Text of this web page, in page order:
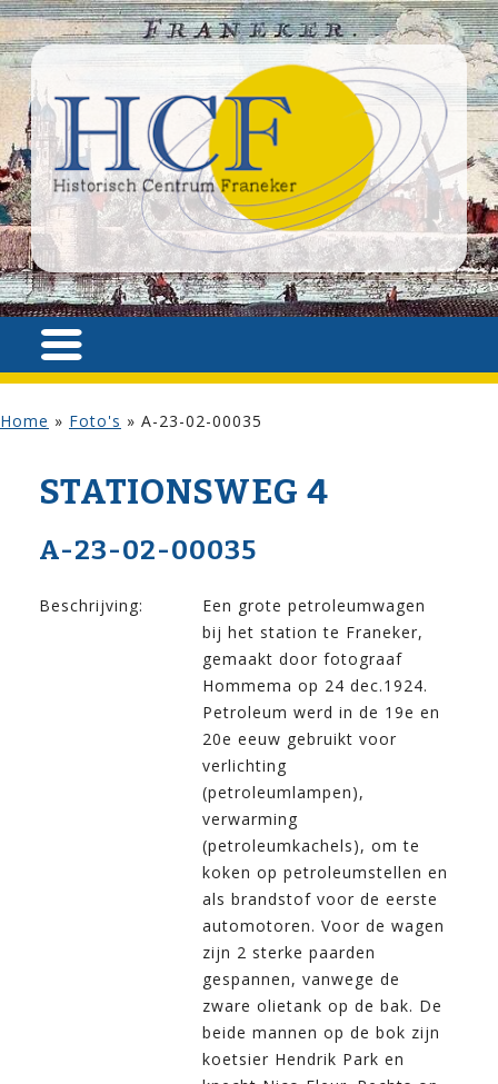
Home » Foto's » A-23-02-00035
STATIONSWEG 4
A-23-02-00035
Beschrijving:
Een grote petroleumwagen
bij het station te Franeker,
gemaakt door fotograaf
Hommema op 24 dec.1924.
Petroleum werd in de 19e en
20e eeuw gebruikt voor
verlichting
(petroleumlampen),
verwarming
(petroleumkachels), om te
koken op petroleumstellen en
als brandstof voor de eerste
automotoren. Voor de wagen
zijn 2 sterke paarden
gespannen, vanwege de
zware olietank op de bak. De
beide mannen op de bok zijn
koetsier Hendrik Park en